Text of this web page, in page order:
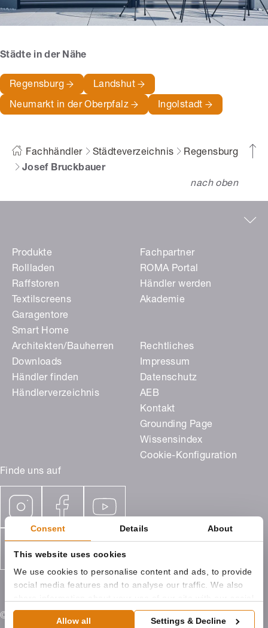
Consent Details About
This website uses cookies
We use cookies to personalise content and ads, to provide
social media features and to analyse our traffic. We also
media, advertising and analytics partners who may
combine it with other information that you’ve provided to
Allow all Settings & Decline
Städte in der Nähe
Regensburg Landshut
Neumarkt in der Oberpfalz Ingolstadt
Fachhändler Städteverzeichnis
Regensburg
Josef Bruckbauer
nach oben
Finde uns auf
Produkte
Rollladen
Raffstoren
Textilscreens
Garagentore
Smart Home
Fachpartner
ROMA Portal
Händler werden
Akademie
Architekten/Bauherren
Downloads
Händler finden
Händlerverzeichnis
Rechtliches
Impressum
Datenschutz
AEB
Kontakt
Grounding Page
Wissensindex
Cookie-Konfiguration
© 2026 ROMA KG Ostpreußenstraße 9 89331 Burgau